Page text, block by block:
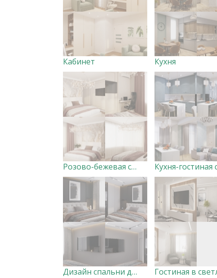
Кабинет Кухня
Розово-бежевая спальня
Дизайн спальни для молодой семьи